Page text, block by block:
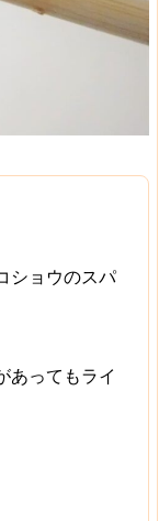
ショウのスパ
あってもライ